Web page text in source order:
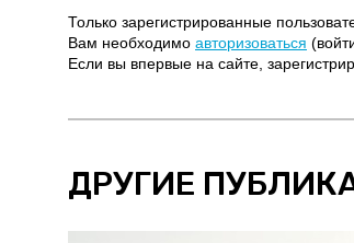
Только зарегистрированные
Вам необходимо авторизоваться
Если вы впервые на сайте,
ДРУГИЕ